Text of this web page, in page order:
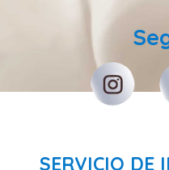
SERVICIO DE